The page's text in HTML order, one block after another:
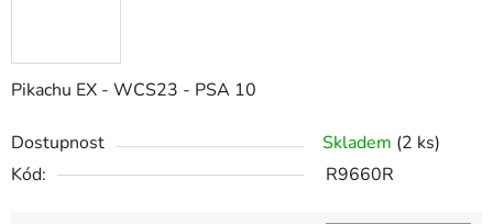
Pikachu EX - WCS23 - PSA 10
Dostupnost Skladem (2 ks)
Kód:
R9660R